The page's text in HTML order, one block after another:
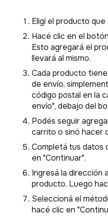
Eligí el producto
Hacé clic en el
Esto agregará el
llevará al mismo.
Cada producto
de envío,
código postal en la
envío", debajo del
Podés seguir
carrito o sinó hacer
Completá tus datos
en "Continuar".
Ingresá la dirección
producto. Luego
Seleccioná el
hacé clic en